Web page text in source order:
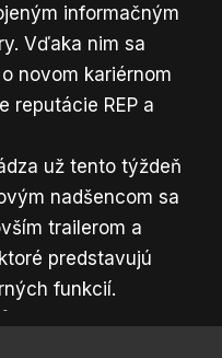
informačným
Vďaka nim sa
novom kariérnom
reputácie REP a
už tento týždeň
nadšencom sa
trailerom a
predstavujú
funkcií.
-